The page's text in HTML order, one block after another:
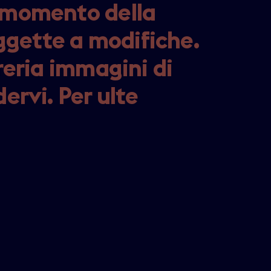
della
a modifiche.
immagini di
Per ulte